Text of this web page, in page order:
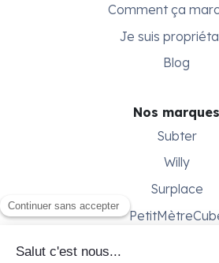
Comment ça
Je suis
Blog
Nos marques
Subter
Willy
Surplace